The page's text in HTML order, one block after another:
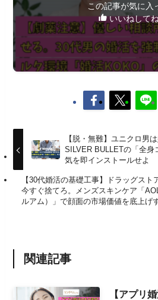
この記事が気に入
いいねして
【脱・無難】ユニクロ男
SILVER BULLETの「全身
気を即インストールせよ
【30代婚活の基礎工事】ドラッグスト
今すぐ捨てろ。メンズスキンケア「
ルアム）」で顔面の市場価値を底上げ
関連記事
【アプリ